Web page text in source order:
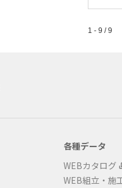
1 - 9 / 9
各種データ
WEBカタログ
WEB組立・施